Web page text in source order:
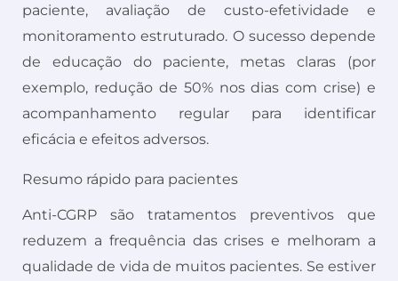
paciente, avaliação de custo-efetividade e
monitoramento estruturado. O sucesso depende
de educação do paciente, metas claras (por
exemplo, redução de 50% nos dias com crise) e
acompanhamento regular para identificar
eficácia e efeitos adversos.
Resumo rápido para pacientes
Anti-CGRP são tratamentos preventivos que
reduzem a frequência das crises e melhoram a
qualidade de vida de muitos pacientes. Se estiver